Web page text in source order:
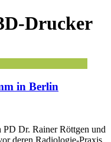
Drucker
in Berlin
PD Dr. Rainer Röttgen und